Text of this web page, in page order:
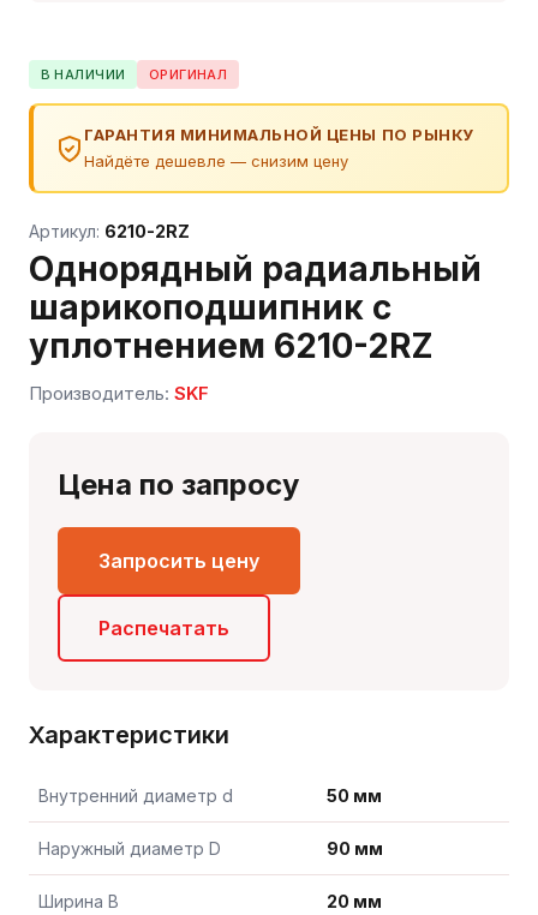
В НАЛИЧИИ ОРИГИНАЛ
ГАРАНТИЯ МИНИМАЛЬНОЙ ЦЕНЫ ПО РЫНКУ
Найдёте дешевле — снизим цену
Артикул: 6210-2RZ
Однорядный радиальный
шарикоподшипник с
уплотнением 6210-2RZ
Производитель: SKF
Цена по запросу
Запросить цену
Распечатать
Характеристики
Внутренний диаметр d 50 мм
Наружный диаметр D 90 мм
Ширина B 20 мм
подшипникам
Онлайн · отвечает мгновенно